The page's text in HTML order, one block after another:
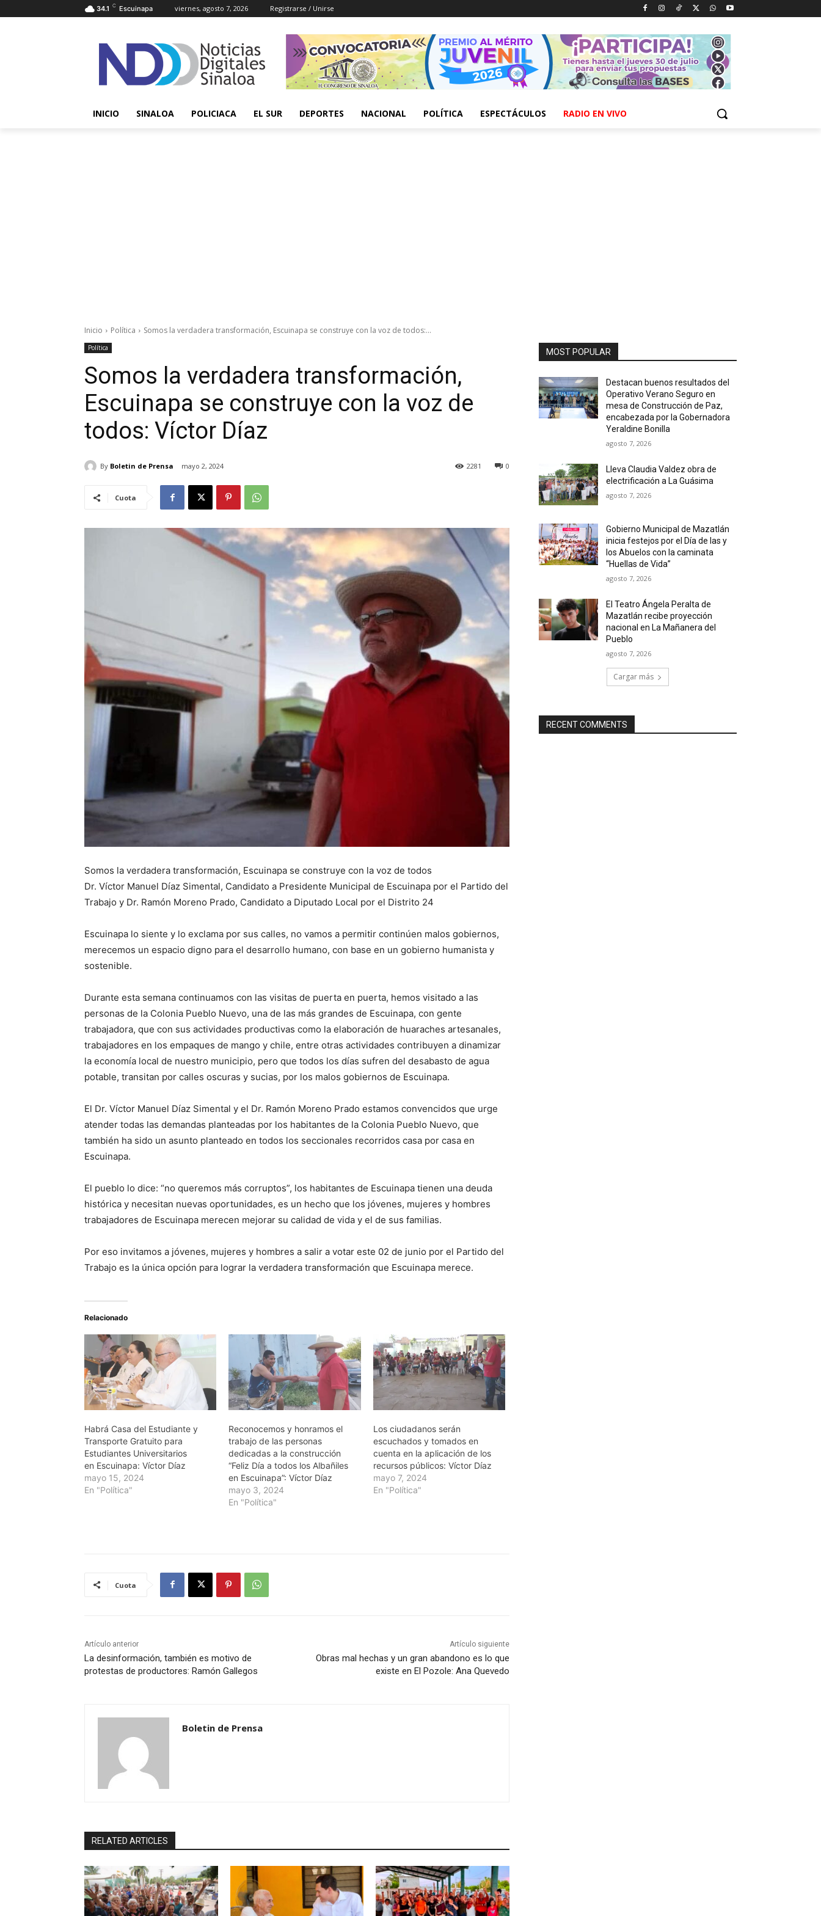
34.1 C Escuinapa viernes, agosto 7, 2026 Registrarse / Unirse
INICIO SINALOA POLICIACA EL SUR DEPORTES NACIONAL POLÍTICA ESPECTÁCULOS RADIO EN VIVO
Inicio Política Somos la verdadera transformación, Escuinapa se construye con la voz de todos:...
Política
Somos la verdadera transformación,
Escuinapa se construye con la voz de
todos: Víctor Díaz
By Boletin de Prensa mayo 2, 2024 0
2281
Cuota
Somos la verdadera transformación, Escuinapa se construye con la voz de todos
Dr. Víctor Manuel Díaz Simental, Candidato a Presidente Municipal de Escuinapa por el Partido del
Trabajo y Dr. Ramón Moreno Prado, Candidato a Diputado Local por el Distrito 24
Escuinapa lo siente y lo exclama por sus calles, no vamos a permitir continúen malos gobiernos,
merecemos un espacio digno para el desarrollo humano, con base en un gobierno humanista y
sostenible.
Durante esta semana continuamos con las visitas de puerta en puerta, hemos visitado a las
personas de la Colonia Pueblo Nuevo, una de las más grandes de Escuinapa, con gente
trabajadora, que con sus actividades productivas como la elaboración de huaraches artesanales,
trabajadores en los empaques de mango y chile, entre otras actividades contribuyen a dinamizar
la economía local de nuestro municipio, pero que todos los días sufren del desabasto de agua
potable, transitan por calles oscuras y sucias, por los malos gobiernos de Escuinapa.
El Dr. Víctor Manuel Díaz Simental y el Dr. Ramón Moreno Prado estamos convencidos que urge
atender todas las demandas planteadas por los habitantes de la Colonia Pueblo Nuevo, que
también ha sido un asunto planteado en todos los seccionales recorridos casa por casa en
Escuinapa.
El pueblo lo dice: “no queremos más corruptos”, los habitantes de Escuinapa tienen una deuda
histórica y necesitan nuevas oportunidades, es un hecho que los jóvenes, mujeres y hombres
trabajadores de Escuinapa merecen mejorar su calidad de vida y el de sus familias.
Por eso invitamos a jóvenes, mujeres y hombres a salir a votar este 02 de junio por el Partido del
Trabajo es la única opción para lograr la verdadera transformación que Escuinapa merece.
Relacionado
Habrá Casa del Estudiante y
Transporte Gratuito para
Estudiantes Universitarios
en Escuinapa: Víctor Díaz
mayo 15, 2024
En "Política"
Reconocemos y honramos el
trabajo de las personas
dedicadas a la construcción
“Feliz Día a todos los Albañiles
en Escuinapa”: Víctor Díaz
mayo 3, 2024
En "Política"
Los ciudadanos serán
escuchados y tomados en
cuenta en la aplicación de los
recursos públicos: Víctor Díaz
mayo 7, 2024
En "Política"
Cuota
Artículo anterior
La desinformación, también es motivo de
protestas de productores: Ramón Gallegos
Artículo siguiente
Obras mal hechas y un gran abandono es lo que
existe en El Pozole: Ana Quevedo
Boletin de Prensa
RELATED ARTICLES
MOST POPULAR
Destacan buenos resultados del
Operativo Verano Seguro en
mesa de Construcción de Paz,
encabezada por la Gobernadora
Yeraldine Bonilla
agosto 7, 2026
Lleva Claudia Valdez obra de
electrificación a La Guásima
agosto 7, 2026
Gobierno Municipal de Mazatlán
inicia festejos por el Día de las y
los Abuelos con la caminata
“Huellas de Vida”
agosto 7, 2026
El Teatro Ángela Peralta de
Mazatlán recibe proyección
nacional en La Mañanera del
Pueblo
agosto 7, 2026
Cargar más
RECENT COMMENTS